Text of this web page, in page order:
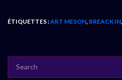
ÉTIQUETTES :ART MESON BREACK IN
FOR: